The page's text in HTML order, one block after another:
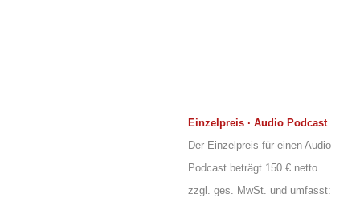
Einzelpreis · Audio Podcast
Der Einzelpreis für einen Audio
Podcast beträgt 150 € netto
zzgl. ges. MwSt. und umfasst: